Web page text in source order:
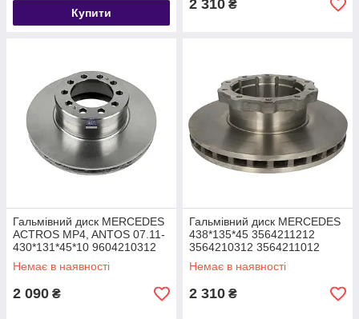
Купити
2 310 ₴
Гальмівний диск MERCEDES
ACTROS MP4, ANTOS 07.11-
430*131*45*10 9604210312
9604210412 9604210512
Немає в наявності
2 090 ₴
Гальмівний диск MERCEDES
438*135*45 3564211212
3564210312 3564211012
3564210312 3564211012
3564211212 MBR5015
Немає в наявності
2 310 ₴